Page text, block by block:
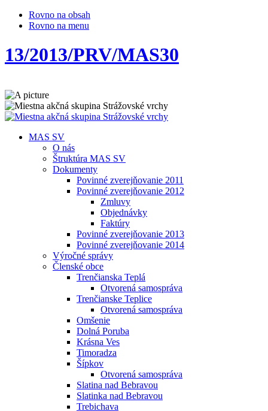
Rovno na obsah
Rovno na menu
13/2013/PRV/MAS30
MAS SV
O nás
Štruktúra MAS SV
Dokumenty
Povinné zverejňovanie 2011
Povinné zverejňovanie 2012
Zmluvy
Objednávky
Faktúry
Povinné zverejňovanie 2013
Povinné zverejňovanie 2014
Výročné správy
Členské obce
Trenčianska Teplá
Otvorená samospráva
Trenčianske Teplice
Otvorená samospráva
Omšenie
Dolná Poruba
Krásna Ves
Timoradza
Šípkov
Otvorená samospráva
Slatina nad Bebravou
Slatinka nad Bebravou
Trebichava